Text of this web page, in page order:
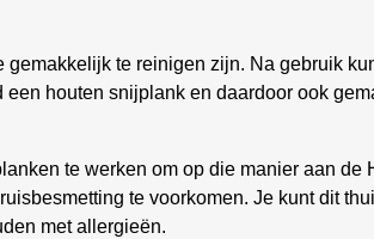
te reinigen zijn. Na gebruik
houten snijplank en daardoor ook
te werken om op die manier aan
te voorkomen. Je kunt dit
met allergieën.